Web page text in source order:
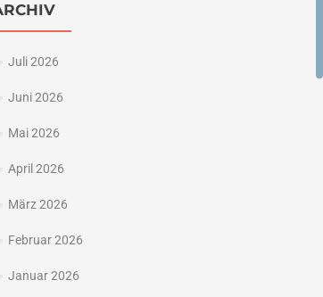
Juli 2026
Juni 2026
Mai 2026
April 2026
März 2026
Februar 2026
Januar 2026